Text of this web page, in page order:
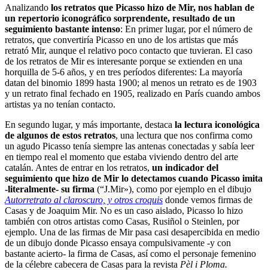
Analizando los retratos que Picasso hizo de Mir, nos hablan de
un repertorio iconográfico sorprendente, resultado de un
seguimiento bastante intenso: En primer lugar, por el número de
retratos, que convertiría Picasso en uno de los artistas que más
retrató Mir, aunque el relativo poco contacto que tuvieran. El caso
de los retratos de Mir es interesante porque se extienden en una
horquilla de 5-6 años, y en tres períodos diferentes: La mayoría
datan del binomio 1899 hasta 1900; al menos un retrato es de 1903
y un retrato final fechado en 1905, realizado en París cuando ambos
artistas ya no tenían contacto.
En segundo lugar, y más importante, destaca la lectura iconológica
de algunos de estos retratos, una lectura que nos confirma como
un agudo Picasso tenía siempre las antenas conectadas y sabía leer
en tiempo real el momento que estaba viviendo dentro del arte
catalán. Antes de entrar en los retratos, un indicador del
seguimiento que hizo de Mir lo detectamos cuando Picasso imita
-literalmente- su firma (“J.Mir»), como por ejemplo en el dibujo
Autorretrato al claroscuro, y otros croquis donde vemos firmas de
Casas y de Joaquim Mir. No es un caso aislado, Picasso lo hizo
también con otros artistas como Casas, Rusiñol o Steinlen, por
ejemplo. Una de las firmas de Mir pasa casi desapercibida en medio
de un dibujo donde Picasso ensaya compulsivamente -y con
bastante acierto- la firma de Casas, así como el personaje femenino
de la célebre cabecera de Casas para la revista Pèl i Ploma.